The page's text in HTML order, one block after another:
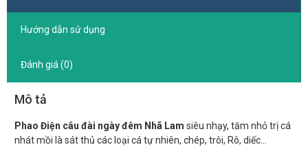
Hướng dẫn sử dụng
Đánh giá (0)
Mô tả
Phao Điện câu đài ngày đêm Nhã Lam siêu nhạy, tăm nhỏ trị cá
nhát mồi là sát thủ các loại cá tự nhiên, chép, trôi, Rô, diếc…